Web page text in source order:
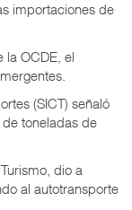
importaciones de
la OCDE, el
(SICT) señaló
toneladas de
dio a
al autotransporte